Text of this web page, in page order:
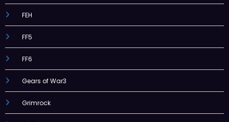
FEH
FF5
FF6
Gears of War3
Grimrock